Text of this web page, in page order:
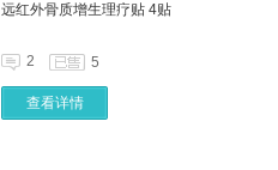
远红外骨质增生理疗贴 4贴
2 5
查看详情